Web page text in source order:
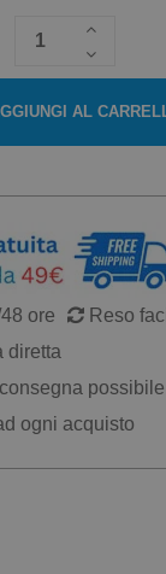
AL
ore
Reso
diretta
possibile
ogni acquisto